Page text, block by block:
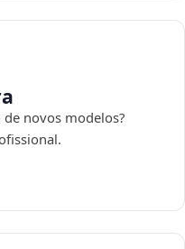
novos modelos?